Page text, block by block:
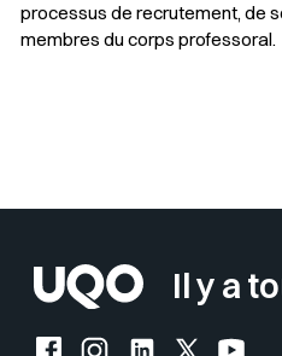
processus de recrutement, de
membres du corps professoral.
Il y a
Facebook de l'UQO
Instagram de l'UQO
LinkedIn de l'UQO
X